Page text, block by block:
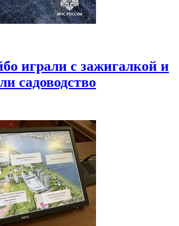
играли с зажигалкой и
садоводство